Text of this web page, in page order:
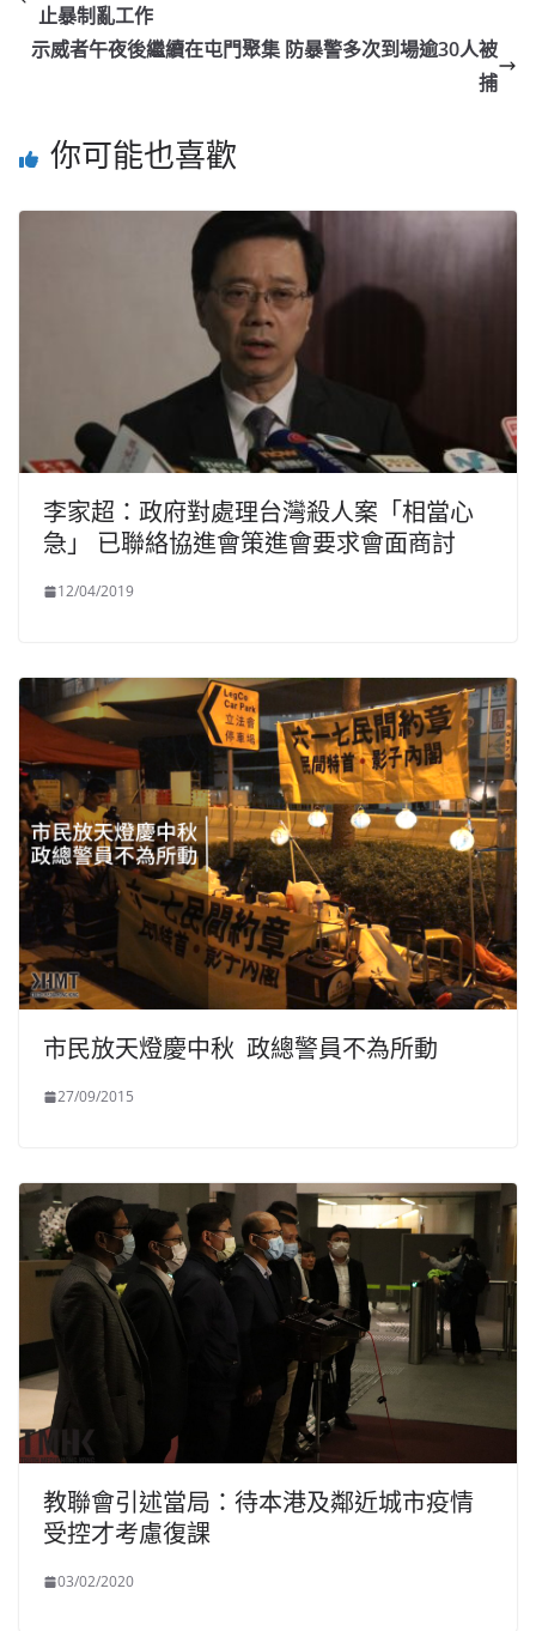
止暴制亂工作
示威者午夜後繼續在屯門聚集 防暴警多次到場逾30人被
捕
你可能也喜歡
李家超：政府對處理台灣殺人案「相當心
急」 已聯絡協進會策進會要求會面商討
12/04/2019
市民放天燈慶中秋 政總警員不為所動
27/09/2015
教聯會引述當局：待本港及鄰近城市疫情
受控才考慮復課
03/02/2020